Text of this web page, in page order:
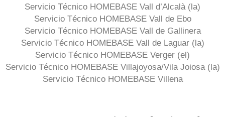
Servicio Técnico HOMEBASE Vall d’Alcalà (la)
Servicio Técnico HOMEBASE Vall de Ebo
Servicio Técnico HOMEBASE Vall de Gallinera
Servicio Técnico HOMEBASE Vall de Laguar (la)
Servicio Técnico HOMEBASE Verger (el)
Servicio Técnico HOMEBASE Villajoyosa/Vila Joiosa (la)
Servicio Técnico HOMEBASE Villena